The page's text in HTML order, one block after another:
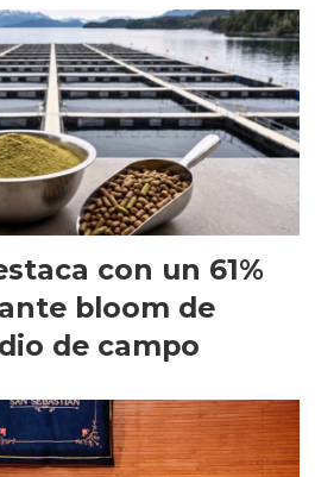
con un 61%
bloom de
de campo